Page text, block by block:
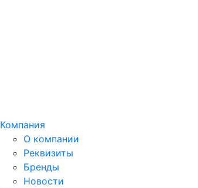
Компания
О компании
Реквизиты
Бренды
Новости